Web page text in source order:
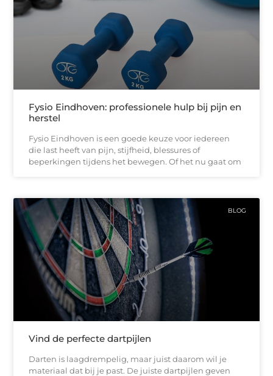
Fysio Eindhoven: professionele hulp bij pijn en
herstel
Fysio Eindhoven is een goede keuze voor iedereen
die last heeft van pijn, stijfheid, blessures of
beperkingen tijdens het bewegen. Of het nu gaat om
BLOG
Vind de perfecte dartpijlen
Darten is laagdrempelig, maar juist daarom wil je
materiaal dat bij je past. De juiste dartpijlen geven